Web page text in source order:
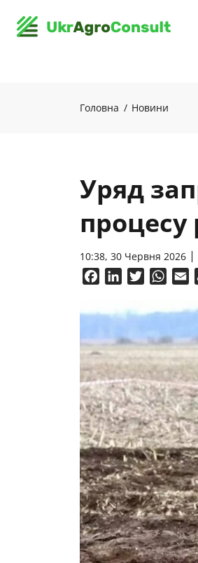
Головна Новини
Уряд
процесу
10:38, 30 Червня 2026
FacebookLinkedInTwitter